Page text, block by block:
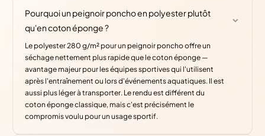
Pourquoi un peignoir poncho en polyester plutôt
qu'en coton éponge ?
Le polyester 280 g/m² pour un peignoir poncho offre un
séchage nettement plus rapide que le coton éponge —
avantage majeur pour les équipes sportives qui l'utilisent
après l'entraînement ou lors d'événements aquatiques. Il est
aussi plus léger à transporter. Le rendu est différent du
coton éponge classique, mais c'est précisément le
compromis voulu pour un usage sportif.